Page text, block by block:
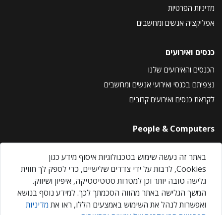
מדיניות הפרטיות
אפליקציה אנשים ומחשבים
כנסים ואירועים
הכנסים והאירועים שלנו
נצפיתם בכנסי ואירועי אנשים ומחשבים
לקראת כנסים ואירועים קרובים
People & Computers
About Us
Privacy Policy
Contact Us
Our Events
באתר זה נעשה שימוש בטכנולוגיות איסוף מידע כגון
Cookies, לרבות על ידי צדדים שלישיים, כדי לספק לך חווית
גלישה טובה יותר וכן למטרות סטטיסטיקה, איפיון ושיווק.
המשך הגלישה באתר מהווה הסכמתך לכך. למידע נוסף בנושא
ואפשרות לנהל את השימוש באמצעים הללו, ראו את מדיניות